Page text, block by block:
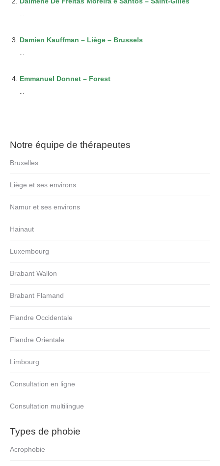
...
Damien Kauffman – Liège – Brussels
...
Emmanuel Donnet – Forest
...
Notre équipe de thérapeutes
Bruxelles
Liège et ses environs
Namur et ses environs
Hainaut
Luxembourg
Brabant Wallon
Brabant Flamand
Flandre Occidentale
Flandre Orientale
Limbourg
Consultation en ligne
Consultation multilingue
Types de phobie
Acrophobie